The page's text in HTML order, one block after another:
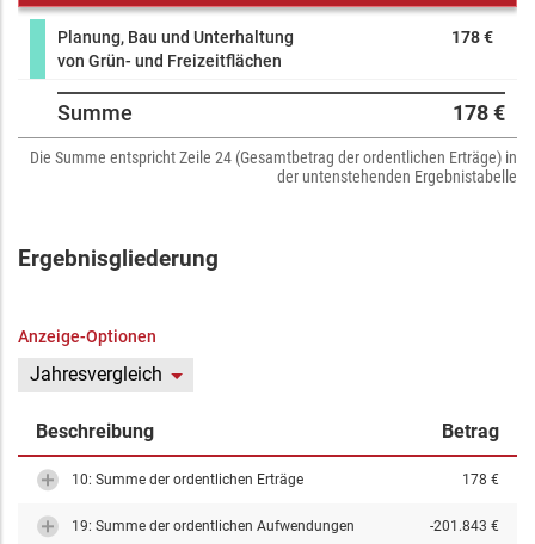
Planung, Bau und Unterhaltung
von Grün- und Freizeitflächen
178 €
Summe 178 €
Die Summe entspricht Zeile 24 (Gesamtbetrag der ordentlichen Erträge) in
der untenstehenden Ergebnistabelle
Ergebnisgliederung
Anzeige-Optionen
Jahresvergleich
Beschreibung Betrag
10: Summe der ordentlichen Erträge 178 €
19: Summe der ordentlichen Aufwendungen -201.843 €